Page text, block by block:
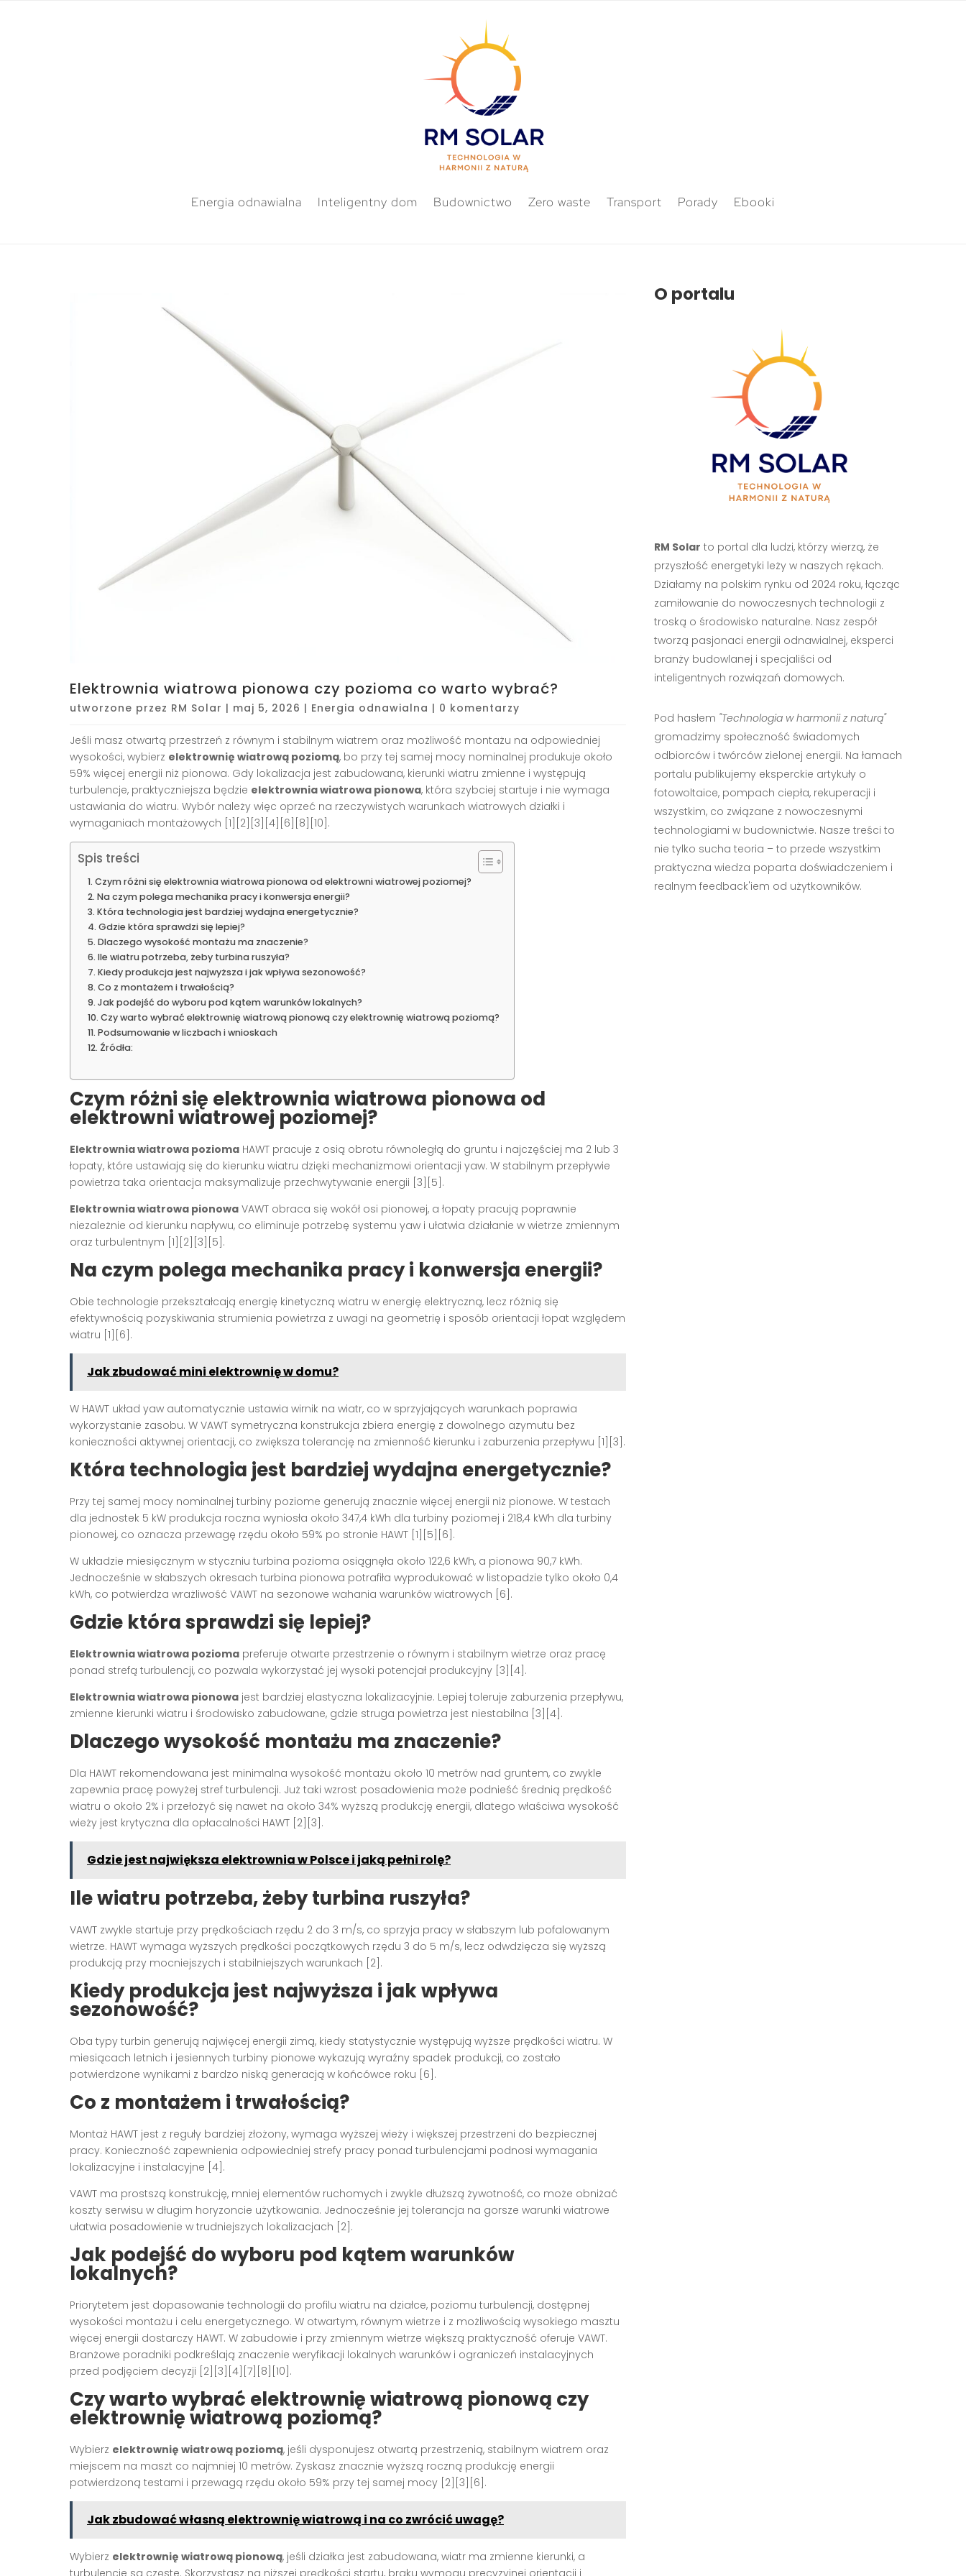
Energia odnawialna Inteligentny dom Budownictwo Zero waste Transport Porady Ebooki
Elektrownia wiatrowa pionowa czy pozioma co warto wybrać?
utworzone przez RM Solar | maj 5, 2026 | Energia odnawialna | 0 komentarzy
Jeśli masz otwartą przestrzeń z równym i stabilnym wiatrem oraz możliwość montażu na odpowiedniej
wysokości, wybierz elektrownię wiatrową poziomą, bo przy tej samej mocy nominalnej produkuje około
59% więcej energii niż pionowa. Gdy lokalizacja jest zabudowana, kierunki wiatru zmienne i występują
turbulencje, praktyczniejsza będzie elektrownia wiatrowa pionowa, która szybciej startuje i nie wymaga
ustawiania do wiatru. Wybór należy więc oprzeć na rzeczywistych warunkach wiatrowych działki i
wymaganiach montażowych [1][2][3][4][6][8][10].
Spis treści
Czym różni się elektrownia wiatrowa pionowa od elektrowni wiatrowej poziomej?
Na czym polega mechanika pracy i konwersja energii?
Która technologia jest bardziej wydajna energetycznie?
Gdzie która sprawdzi się lepiej?
Dlaczego wysokość montażu ma znaczenie?
Ile wiatru potrzeba, żeby turbina ruszyła?
Kiedy produkcja jest najwyższa i jak wpływa sezonowość?
Co z montażem i trwałością?
Jak podejść do wyboru pod kątem warunków lokalnych?
Czy warto wybrać elektrownię wiatrową pionową czy elektrownię wiatrową poziomą?
Podsumowanie w liczbach i wnioskach
Źródła:
Czym różni się elektrownia wiatrowa pionowa od
elektrowni wiatrowej poziomej?
Elektrownia wiatrowa pozioma HAWT pracuje z osią obrotu równoległą do gruntu i najczęściej ma 2 lub 3
łopaty, które ustawiają się do kierunku wiatru dzięki mechanizmowi orientacji yaw. W stabilnym przepływie
powietrza taka orientacja maksymalizuje przechwytywanie energii [3][5].
Elektrownia wiatrowa pionowa VAWT obraca się wokół osi pionowej, a łopaty pracują poprawnie
niezależnie od kierunku napływu, co eliminuje potrzebę systemu yaw i ułatwia działanie w wietrze zmiennym
oraz turbulentnym [1][2][3][5].
Na czym polega mechanika pracy i konwersja energii?
Obie technologie przekształcają energię kinetyczną wiatru w energię elektryczną, lecz różnią się
efektywnością pozyskiwania strumienia powietrza z uwagi na geometrię i sposób orientacji łopat względem
wiatru [1][6].
Jak zbudować mini elektrownię w domu?
W HAWT układ yaw automatycznie ustawia wirnik na wiatr, co w sprzyjających warunkach poprawia
wykorzystanie zasobu. W VAWT symetryczna konstrukcja zbiera energię z dowolnego azymutu bez
konieczności aktywnej orientacji, co zwiększa tolerancję na zmienność kierunku i zaburzenia przepływu [1][3].
Która technologia jest bardziej wydajna energetycznie?
Przy tej samej mocy nominalnej turbiny poziome generują znacznie więcej energii niż pionowe. W testach
dla jednostek 5 kW produkcja roczna wyniosła około 347,4 kWh dla turbiny poziomej i 218,4 kWh dla turbiny
pionowej, co oznacza przewagę rzędu około 59% po stronie HAWT [1][5][6].
W układzie miesięcznym w styczniu turbina pozioma osiągnęła około 122,6 kWh, a pionowa 90,7 kWh.
Jednocześnie w słabszych okresach turbina pionowa potrafiła wyprodukować w listopadzie tylko około 0,4
kWh, co potwierdza wrażliwość VAWT na sezonowe wahania warunków wiatrowych [6].
Gdzie która sprawdzi się lepiej?
Elektrownia wiatrowa pozioma preferuje otwarte przestrzenie o równym i stabilnym wietrze oraz pracę
ponad strefą turbulencji, co pozwala wykorzystać jej wysoki potencjał produkcyjny [3][4].
Elektrownia wiatrowa pionowa jest bardziej elastyczna lokalizacyjnie. Lepiej toleruje zaburzenia przepływu,
zmienne kierunki wiatru i środowisko zabudowane, gdzie struga powietrza jest niestabilna [3][4].
Dlaczego wysokość montażu ma znaczenie?
Dla HAWT rekomendowana jest minimalna wysokość montażu około 10 metrów nad gruntem, co zwykle
zapewnia pracę powyżej stref turbulencji. Już taki wzrost posadowienia może podnieść średnią prędkość
wiatru o około 2% i przełożyć się nawet na około 34% wyższą produkcję energii, dlatego właściwa wysokość
wieży jest krytyczna dla opłacalności HAWT [2][3].
Gdzie jest największa elektrownia w Polsce i jaką pełni rolę?
Ile wiatru potrzeba, żeby turbina ruszyła?
VAWT zwykle startuje przy prędkościach rzędu 2 do 3 m/s, co sprzyja pracy w słabszym lub pofalowanym
wietrze. HAWT wymaga wyższych prędkości początkowych rzędu 3 do 5 m/s, lecz odwdzięcza się wyższą
produkcją przy mocniejszych i stabilniejszych warunkach [2].
Kiedy produkcja jest najwyższa i jak wpływa
sezonowość?
Oba typy turbin generują najwięcej energii zimą, kiedy statystycznie występują wyższe prędkości wiatru. W
miesiącach letnich i jesiennych turbiny pionowe wykazują wyraźny spadek produkcji, co zostało
potwierdzone wynikami z bardzo niską generacją w końcówce roku [6].
Co z montażem i trwałością?
Montaż HAWT jest z reguły bardziej złożony, wymaga wyższej wieży i większej przestrzeni do bezpiecznej
pracy. Konieczność zapewnienia odpowiedniej strefy pracy ponad turbulencjami podnosi wymagania
lokalizacyjne i instalacyjne [4].
VAWT ma prostszą konstrukcję, mniej elementów ruchomych i zwykle dłuższą żywotność, co może obniżać
koszty serwisu w długim horyzoncie użytkowania. Jednocześnie jej tolerancja na gorsze warunki wiatrowe
ułatwia posadowienie w trudniejszych lokalizacjach [2].
Jak podejść do wyboru pod kątem warunków
lokalnych?
Priorytetem jest dopasowanie technologii do profilu wiatru na działce, poziomu turbulencji, dostępnej
wysokości montażu i celu energetycznego. W otwartym, równym wietrze i z możliwością wysokiego masztu
więcej energii dostarczy HAWT. W zabudowie i przy zmiennym wietrze większą praktyczność oferuje VAWT.
Branżowe poradniki podkreślają znaczenie weryfikacji lokalnych warunków i ograniczeń instalacyjnych
przed podjęciem decyzji [2][3][4][7][8][10].
Czy warto wybrać elektrownię wiatrową pionową czy
elektrownię wiatrową poziomą?
Wybierz elektrownię wiatrową poziomą, jeśli dysponujesz otwartą przestrzenią, stabilnym wiatrem oraz
miejscem na maszt co najmniej 10 metrów. Zyskasz znacznie wyższą roczną produkcję energii
potwierdzoną testami i przewagą rzędu około 59% przy tej samej mocy [2][3][6].
Jak zbudować własną elektrownię wiatrową i na co zwrócić uwagę?
Wybierz elektrownię wiatrową pionową, jeśli działka jest zabudowana, wiatr ma zmienne kierunki, a
O portalu
RM Solar to portal dla ludzi, którzy wierzą, że
przyszłość energetyki leży w naszych rękach.
Działamy na polskim rynku od 2024 roku, łącząc
zamiłowanie do nowoczesnych technologii z
troską o środowisko naturalne. Nasz zespół
tworzą pasjonaci energii odnawialnej, eksperci
branży budowlanej i specjaliści od
inteligentnych rozwiązań domowych.
Pod hasłem "Technologia w harmonii z naturą"
gromadzimy społeczność świadomych
odbiorców i twórców zielonej energii. Na łamach
portalu publikujemy eksperckie artykuły o
fotowoltaice, pompach ciepła, rekuperacji i
wszystkim, co związane z nowoczesnymi
technologiami w budownictwie. Nasze treści to
nie tylko sucha teoria – to przede wszystkim
praktyczna wiedza poparta doświadczeniem i
realnym feedback'iem od użytkowników.